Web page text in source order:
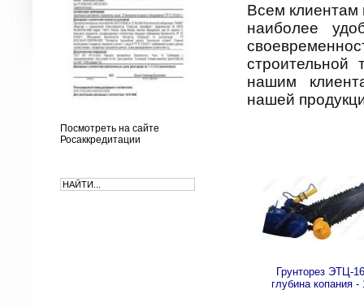
Посмотреть на сайте
Росаккредитации
Всем клиентам
наиболее
строительной
нашим
нашей
Грунторез ЭТЦ-
глубина копания -